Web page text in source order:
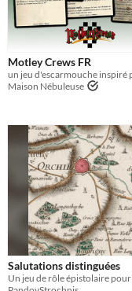
Motley Crews FR
Maison Nébuleuse
Salutations distinguées